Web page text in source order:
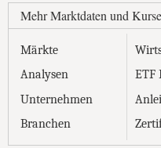
Mehr Marktdaten und
Märkte
Analysen
Unternehmen
Branchen
ETF